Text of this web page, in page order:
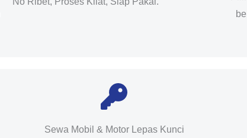
Sewa Mobil & Motor Lepas Kunci